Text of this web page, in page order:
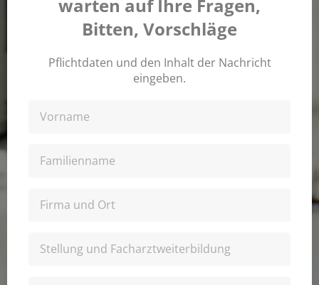
warten auf Ihre Fragen,
Bitten, Vorschläge
Pflichtdaten und den Inhalt der Nachricht
eingeben.